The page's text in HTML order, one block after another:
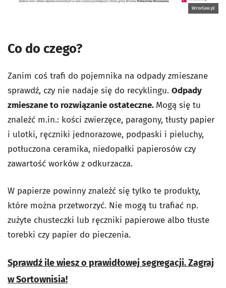
Wroclaw.pl
Co do czego?
Zanim coś trafi do pojemnika na odpady zmieszane
sprawdź, czy nie nadaje się do recyklingu. Odpady
zmieszane to rozwiązanie ostateczne. Mogą się tu
znaleźć m.in.: kości zwierzęce, paragony, tłusty papier
i ulotki, ręczniki jednorazowe, podpaski i pieluchy,
potłuczona ceramika, niedopałki papierosów czy
zawartość worków z odkurzacza.
W papierze powinny znaleźć się tylko te produkty,
które można przetworzyć. Nie mogą tu trafiać np.
zużyte chusteczki lub ręczniki papierowe albo tłuste
torebki czy papier do pieczenia.
Sprawdź ile wiesz o prawidłowej segregacji. Zagraj
w Sortownisia!